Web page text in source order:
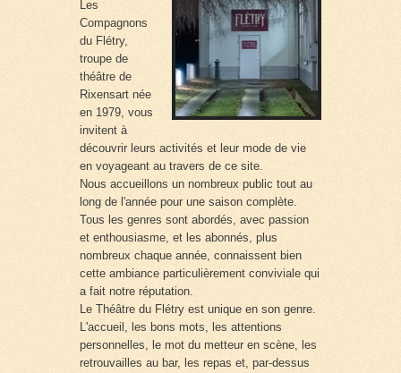
Les
Compagnons
du Flétry,
troupe de
théâtre de
Rixensart née
en 1979, vous
invitent à
découvrir leurs activités et leur mode de vie
en voyageant au travers de ce site.
Nous accueillons un nombreux public tout au
long de l'année pour une saison complète.
Tous les genres sont abordés, avec passion
et enthousiasme, et les abonnés, plus
nombreux chaque année, connaissent bien
cette ambiance particulièrement conviviale qui
a fait notre réputation.
Le Théâtre du Flétry est unique en son genre.
L'accueil, les bons mots, les attentions
personnelles, le mot du metteur en scène, les
retrouvailles au bar, les repas et, par-dessus